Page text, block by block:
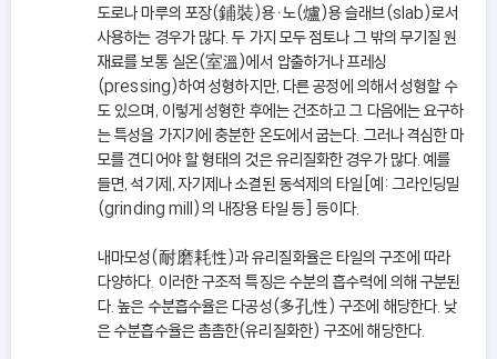
도로나 마루의 포장(鋪裝)용ㆍ노(爐)용 슬래브(slab)로서
사용하는 경우가 많다. 두 가지 모두 점토나 그 밖의 무기질 원
재료를 보통 실온(室溫)에서 압출하거나 프레싱
(pressing)하여 성형하지만, 다른 공정에 의해서 성형할 수
도 있으며, 이렇게 성형한 후에는 건조하고 그 다음에는 요구하
는 특성을 가지기에 충분한 온도에서 굽는다. 그러나 격심한 마
모를 견디어야 할 형태의 것은 유리질화한 경우가 많다. 예를
들면, 석기제, 자기제나 소결된 동석제의 타일[예: 그라인딩밀
(grinding mill)의 내장용 타일 등] 등이다.
내마모성(耐磨耗性)과 유리질화율은 타일의 구조에 따라
다양하다. 이러한 구조적 특징은 수분의 흡수력에 의해 구분된
다. 높은 수분흡수율은 다공성(多孔性) 구조에 해당한다. 낮
은 수분흡수율은 촘촘한(유리질화한) 구조에 해당한다.